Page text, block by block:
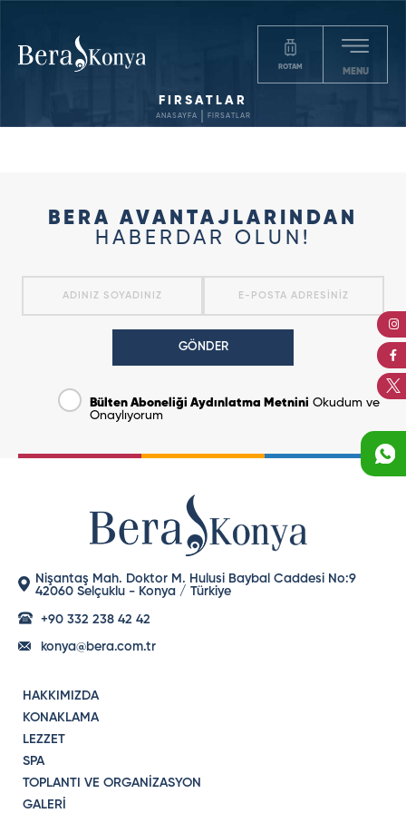
ROTAM MENU
FIRSATLAR
ANASAYFA FIRSATLAR
BERA AVANTAJLARINDAN
HABERDAR OLUN!
GÖNDER
Bülten Aboneliği Aydınlatma Metnini Okudum ve
Onaylıyorum
Nişantaş Mah. Doktor M. Hulusi Baybal Caddesi No:9
42060 Selçuklu - Konya / Türkiye
+90 332 238 42 42
konya@bera.com.tr
HAKKIMIZDA
KONAKLAMA
LEZZET
SPA
TOPLANTI VE ORGANİZASYON
GALERİ